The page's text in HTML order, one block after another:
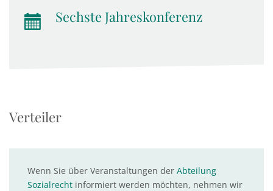
Sechste Jahreskonferenz
Verteiler
Wenn Sie über Veranstaltungen der Abteilung
Sozialrecht informiert werden möchten, nehmen wir